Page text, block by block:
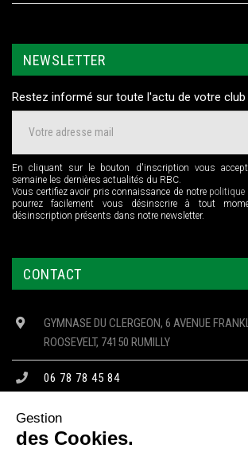
NEWSLETTER
Restez informé sur toute l'actu de votre club
En cliquant sur le bouton d'inscription vous
semaine les dernières actualités du RBC.
Vous certifiez avoir pris connaissance de notre politique
pourrez facilement vous désinscrire à tout
désinscription présents dans notre newsletter.
CONTACT
GYMNASE DU CLERGEON, 6 AVENUE
ROOSEVELT, 74150 RUMILLY
06 78 78 45 84
CONTACT@RBC74.FR
Gestion
des Cookies.